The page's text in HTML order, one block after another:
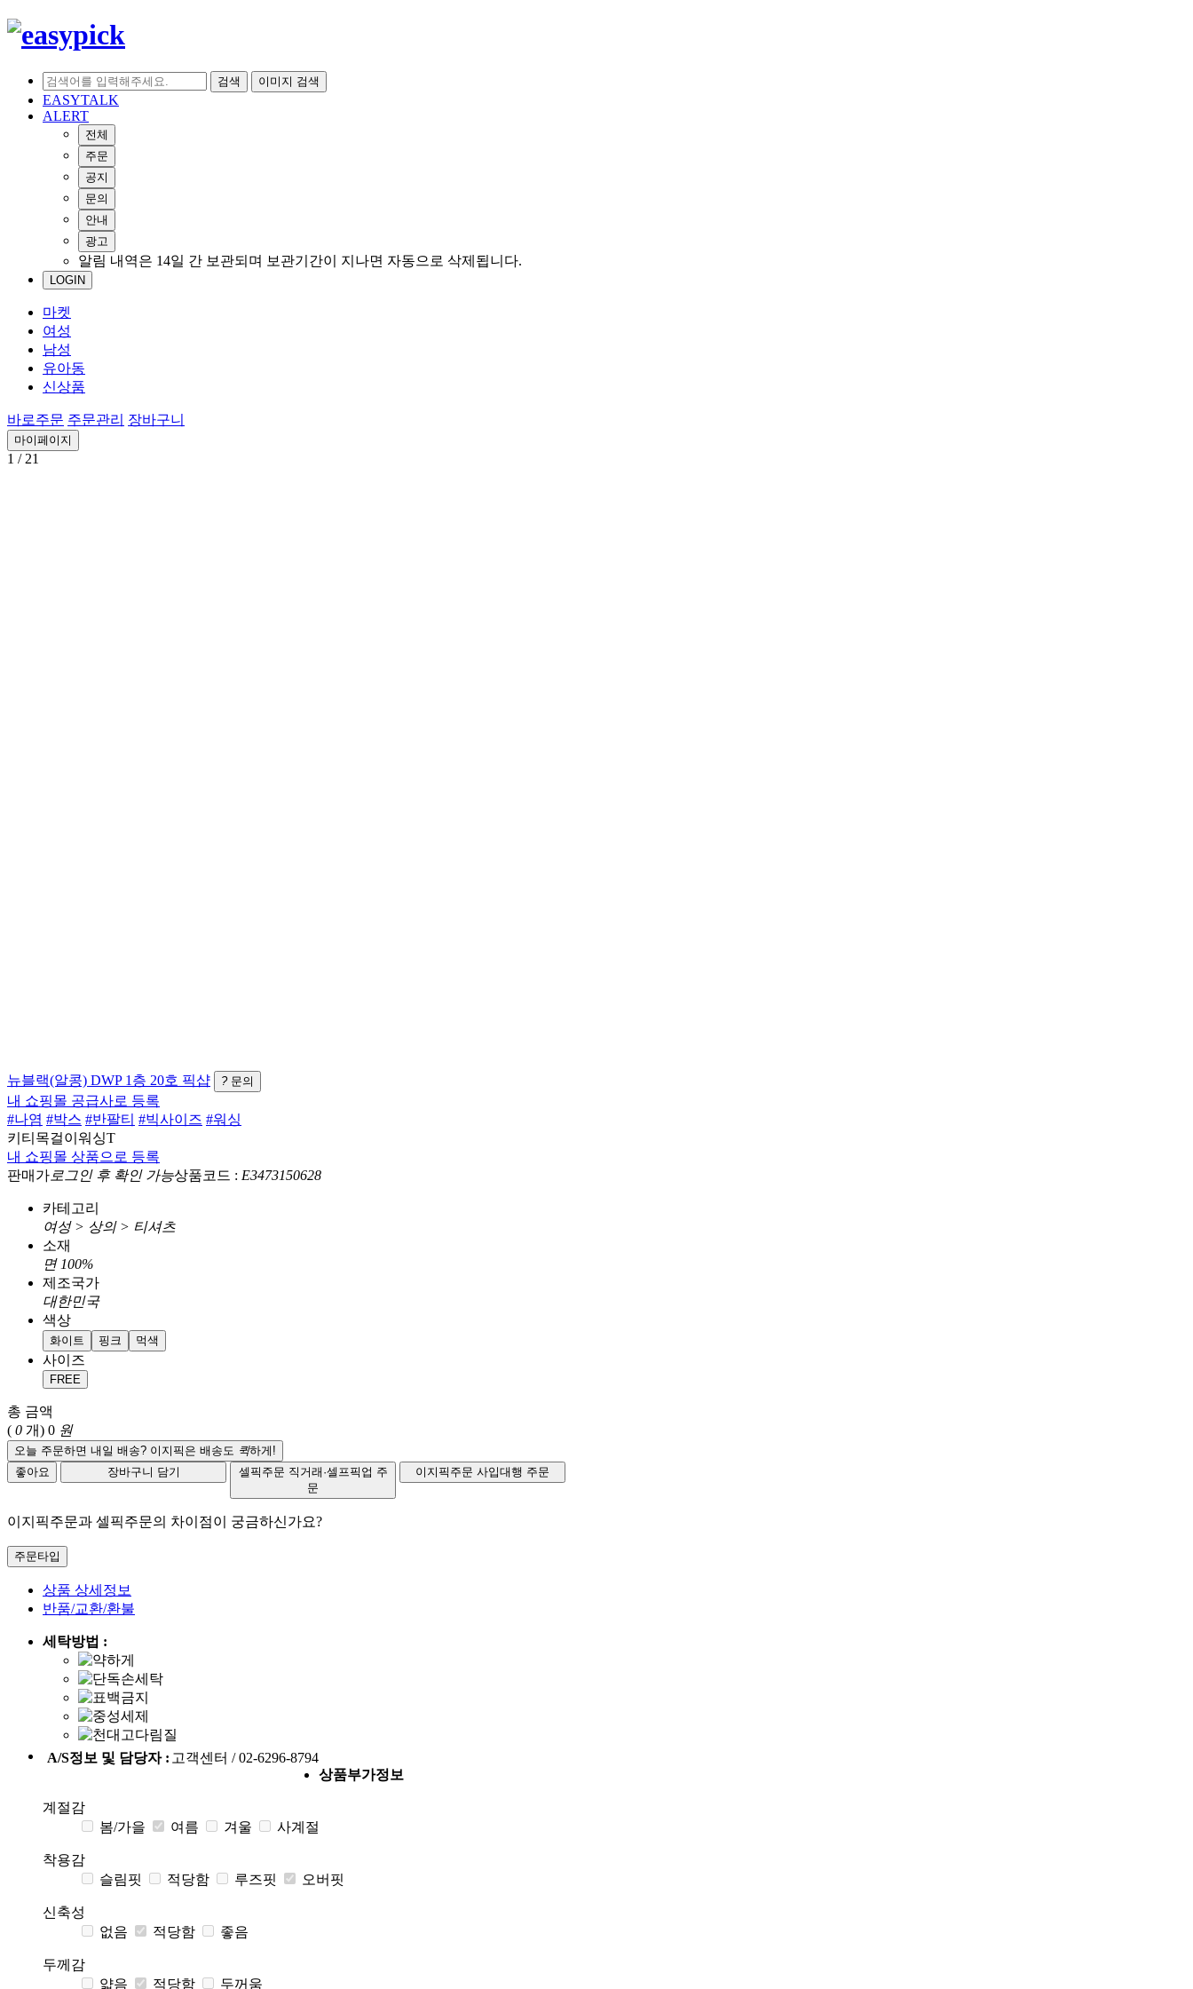
검색 이미지 검색
EASYTALK
ALERT
전체
주문
공지
문의
안내
광고
알림 내역은 14일 간 보관되며 보관기간이 지나면 자동으로 삭제됩니다.
LOGIN
마켓
여성
남성
유아동
신상품
바로주문 주문관리 장바구니
마이페이지
1 / 21
뉴블랙(알콩) DWP 1층 20호 픽샵 ? 문의
내 쇼핑몰 공급사로 등록
#나염 #박스 #반팔티 #빅사이즈 #워싱
키티목걸이워싱T
내 쇼핑몰 상품으로 등록
판매가 로그인 후 확인 가능상품코드 : E3473150628
카테고리
여성 > 상의 > 티셔츠
소재
면 100%
제조국가
대한민국
색상
화이트 핑크 먹색
사이즈
FREE
총 금액
( 0 개) 0 원
오늘 주문하면 내일 배송? 이지픽은 배송도 퀵하게!
좋아요
장바구니 담기 셀픽주문 직거래·셀프픽업 주
문
이지픽주문 사입대행 주문
이지픽주문과 셀픽주문의 차이점이 궁금하신가요?
주문타입
상품 상세정보
반품/교환/환불
세탁방법 :
A/S정보 및 담당자 : 고객센터 / 02-6296-8794
상품부가정보
계절감
봄/가을
여름 겨울 사계절
착용감
슬림핏
적당함 루즈핏 오버핏
신축성
없음
적당함 좋음
두께감
얇음
적당함 두꺼움